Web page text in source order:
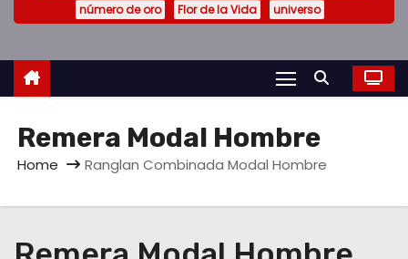
número de oro
Flor de la Vida universo
Remera Modal Hombre
Home Ranglan Combinada Modal Hombre